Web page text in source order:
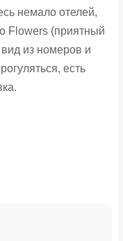
немало отелей,
Flowers (приятный
из номеров и
есть